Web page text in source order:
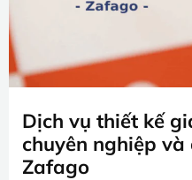
Dịch vụ thiết kế
chuyên nghiệp
Zafago